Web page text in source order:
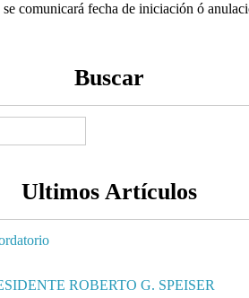
comunicará fecha de iniciación ó
Buscar
Ultimos Artículos
ROBERTO G. SPEISER